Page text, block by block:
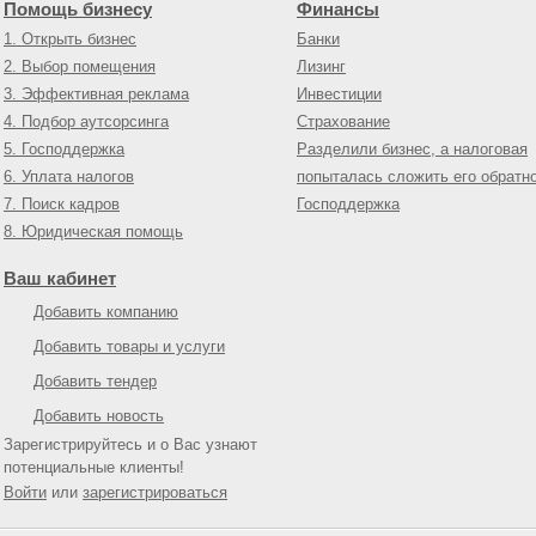
Помощь бизнесу
1. Открыть бизнес
2. Выбор помещения
3. Эффективная реклама
4. Подбор аутсорсинга
5. Господдержка
6. Уплата налогов
7. Поиск кадров
8. Юридическая помощь
Финансы
Банки
Лизинг
Инвестиции
Страхование
Разделили бизнес, а налоговая
попыталась сложить его
Господдержка
Ваш кабинет
Добавить компанию
Добавить товары и услуги
Добавить тендер
Добавить новость
Зарегистрируйтесь и о Вас узнают
потенциальные клиенты!
Войти или зарегистрироваться